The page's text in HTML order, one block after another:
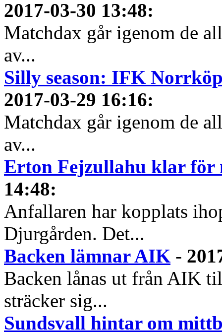
2017-03-30 13:48:
Matchdax går igenom de
av...
Silly season: IFK
2017-03-29 16:16:
Matchdax går igenom de
av...
Erton Fejzullahu klar för
14:48:
Anfallaren har kopplats
Djurgården. Det...
Backen lämnar AIK -
Backen lånas ut från AIK
sträcker sig...
Sundsvall hintar om